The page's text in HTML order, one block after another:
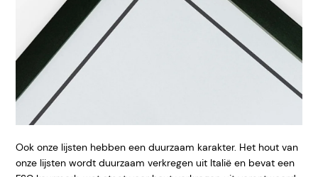
Ook onze lijsten hebben een duurzaam karakter. Het hout van
onze lijsten wordt duurzaam verkregen uit Italië en bevat een